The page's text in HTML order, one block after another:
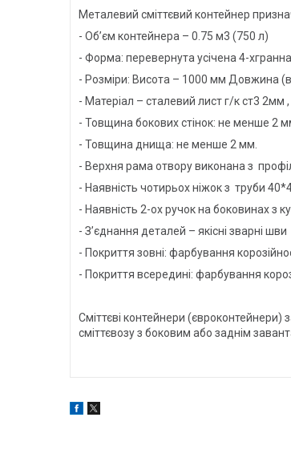
Металевий сміттєвий контейнер
- Об’єм контейнера – 0.75 м3 (750 л)
- Форма: перевернута усічена 4-хгранна
- Розміри: Висота – 1000 мм Довжина
- Матеріал – сталевий лист г/к ст3 2мм
- Товщина бокових стінок: не менше 2
- Товщина днища: не менше 2 мм.
- Верхня рама отвору виконана з
- Наявність чотирьох ніжок з труби
- Наявність 2-ох ручок на боковинах з
- З’єднання деталей – якісні зварні шви
- Покриття зовні: фарбування
- Покриття всередині: фарбування
Сміттєві контейнери
сміттєвозу з боковим або заднім